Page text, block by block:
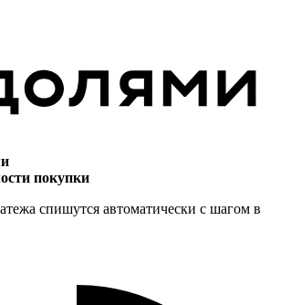
покупки
спишутся автоматически с шагом в